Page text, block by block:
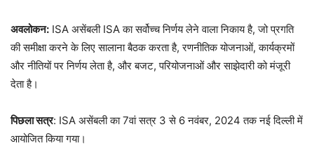
अवलोकन: ISA असेंबली ISA का सर्वोच्च निर्णय लेने वाला निकाय है, जो प्रगति
की समीक्षा करने के लिए सालाना बैठक करता है, रणनीतिक योजनाओं, कार्यक्रमों
और नीतियों पर निर्णय लेता है, और बजट, परियोजनाओं और साझेदारी को मंजूरी
देता है।
पिछला सत्र: ISA असेंबली का 7वां सत्र 3 से 6 नवंबर, 2024 तक नई दिल्ली में
आयोजित किया गया।